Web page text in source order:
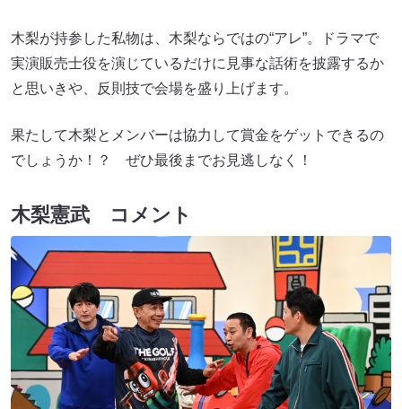
木梨が持参した私物は、木梨ならではの“アレ”。ドラマで
実演販売士役を演じているだけに見事な話術を披露するか
と思いきや、反則技で会場を盛り上げます。
果たして木梨とメンバーは協力して賞金をゲットできるの
でしょうか！？ ぜひ最後までお見逃しなく！
木梨憲武 コメント